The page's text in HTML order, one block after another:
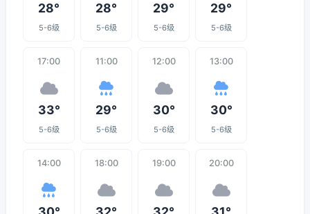
28°
5-6级
28°
5-6级
29°
5-6级
29°
5-6级
17:00
33°
5-6级
11:00
29°
5-6级
12:00
30°
5-6级
13:00
30°
5-6级
14:00 18:00 19:00 20:00